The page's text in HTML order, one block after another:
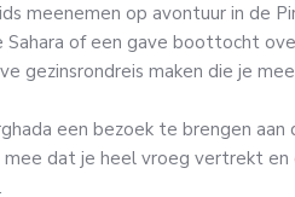
meenemen op avontuur in de
Sahara of een gave boottocht
gezinsrondreis maken die je
een bezoek te brengen aan
dat je heel vroeg vertrekt en